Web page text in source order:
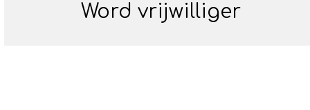
Word vrijwilliger